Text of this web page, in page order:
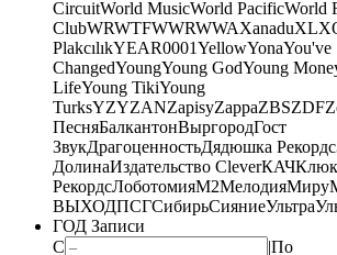
CircuitWorld MusicWorld PacificWorld
ClubWRWTFWWRWWAXanaduXL
PlakcılıkYEAR0001YellowYonaYou've
ChangedYoungYoung GodYoung
LifeYoung TikiYoung
TurksYZYZANZapisyZappaZBSZDF
ПесняБалкантонВыргородГост
ЗвукДрагоценностьДядюшка Рекордс
ДолинаИздательство CleverКАЧ
РекордсЛоботомияМ2Мелодия
ВЫХОДПСГСибирьСияниеУльтра
ГОД Записи
С
|По